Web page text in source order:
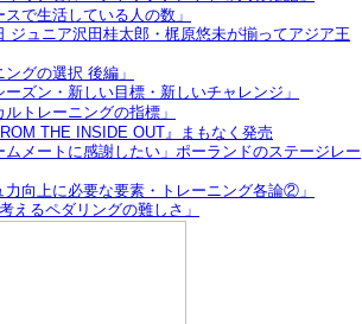
で生活している人の数」
ジュニア沢田桂太郎・梶原悠未が揃ってアジア王
グの選択 後編」
ズン・新しい目標・新しいチャレンジ」
トレーニングの指標」
THE INSIDE OUT』まもなく発売
ムメートに感謝したい」ポーランドのステージレー
向上に必要な要素・トレーニング各論②」
えるペダリングの難しさ」